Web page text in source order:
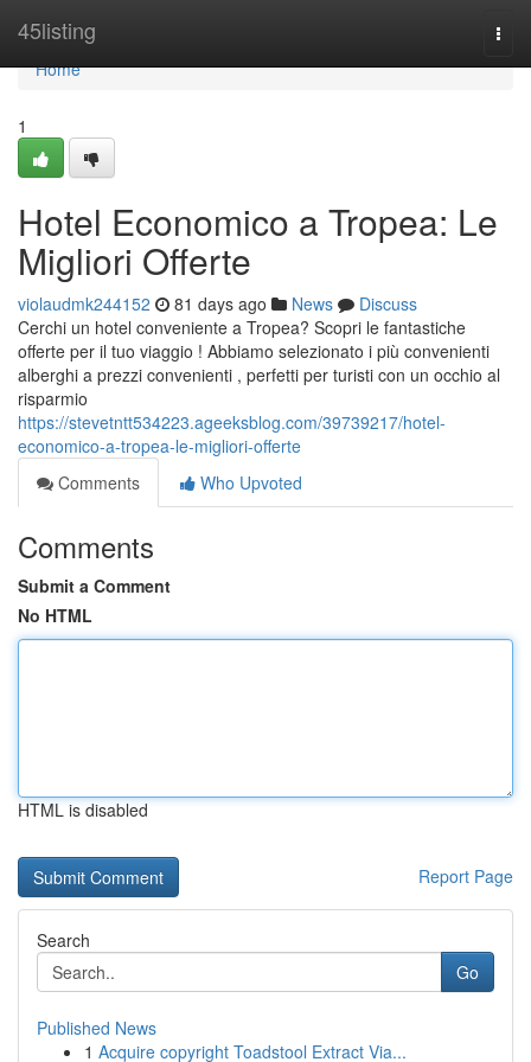
45listing
Home
Home
1
Hotel Economico a Tropea: Le
Migliori Offerte
violaudmk244152 81 days ago News
Discuss
Cerchi un hotel conveniente a Tropea? Scopri le fantastiche
offerte per il tuo viaggio ! Abbiamo selezionato i più convenienti
alberghi a prezzi convenienti , perfetti per turisti con un occhio al
risparmio
https://stevetntt534223.ageeksblog.com/39739217/hotel-
economico-a-tropea-le-migliori-offerte
Comments
Who Upvoted
Comments
Submit a Comment
No HTML
HTML is disabled
Report Page
Search
Go
Published News
1 Acquire copyright Toadstool Extract Via...